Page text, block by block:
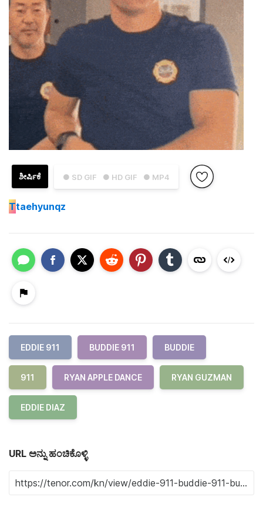
● SD GIF ● HD GIF ● MP4
ಶೀರ್ಷಿಕೆ
Ttaehyunqz
EDDIE 911 BUDDIE 911 BUDDIE
911 RYAN APPLE DANCE RYAN GUZMAN
EDDIE DIAZ
URL ಅನ್ನು ಹಂಚಿಕೊಳ್ಳಿ